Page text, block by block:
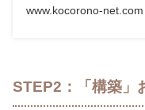
www.kocorono-net.com
STEP2：「構築」